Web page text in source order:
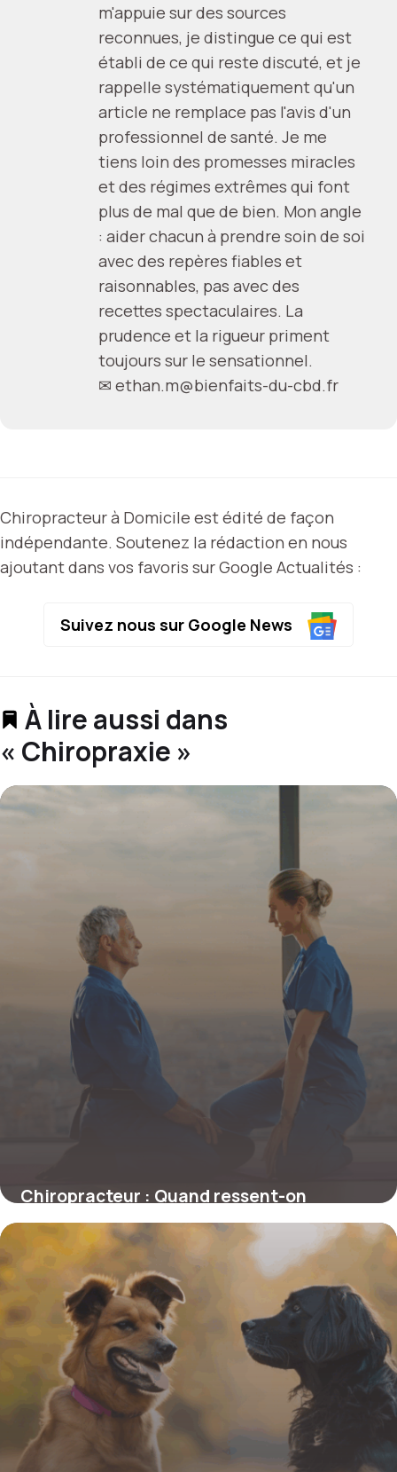
m'appuie sur des sources
reconnues, je distingue ce qui est
établi de ce qui reste discuté, et je
rappelle systématiquement qu'un
article ne remplace pas l'avis d'un
professionnel de santé. Je me
tiens loin des promesses miracles
et des régimes extrêmes qui font
plus de mal que de bien. Mon angle
: aider chacun à prendre soin de soi
avec des repères fiables et
raisonnables, pas avec des
recettes spectaculaires. La
prudence et la rigueur priment
toujours sur le sensationnel.
✉ ethan.m@bienfaits-du-cbd.fr
Chiropracteur à Domicile est édité de façon
indépendante. Soutenez la rédaction en nous
ajoutant dans vos favoris sur Google Actualités :
Suivez nous sur Google News
À lire aussi dans
« Chiropraxie »
Chiropracteur : Quand ressent-on
réellement les effets ?
4 juillet 2025